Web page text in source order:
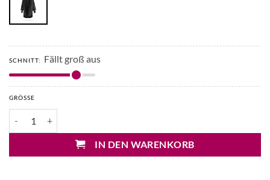
SCHNITT: Fällt groß aus
GRÖSSE
IN DEN WARENKORB